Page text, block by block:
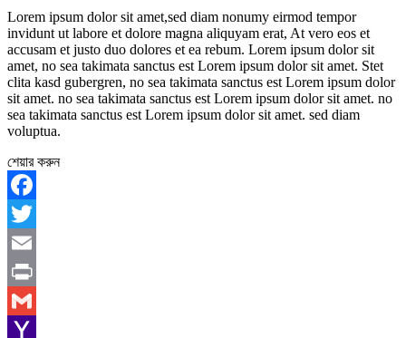
Lorem ipsum dolor sit amet,sed diam nonumy eirmod tempor
invidunt ut labore et dolore magna aliquyam erat, At vero eos et
accusam et justo duo dolores et ea rebum. Lorem ipsum dolor sit
amet, no sea takimata sanctus est Lorem ipsum dolor sit amet. Stet
clita kasd gubergren, no sea takimata sanctus est Lorem ipsum dolor
sit amet. no sea takimata sanctus est Lorem ipsum dolor sit amet. no
sea takimata sanctus est Lorem ipsum dolor sit amet. sed diam
voluptua.
শেয়ার করুন
Facebook
Twitter
Email
Print
Gmail